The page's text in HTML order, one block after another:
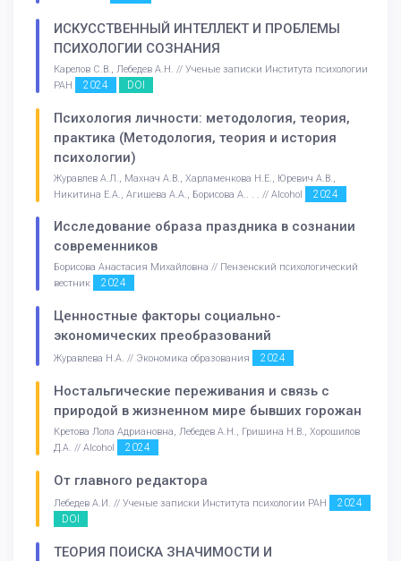
ИСКУССТВЕННЫЙ ИНТЕЛЛЕКТ И ПРОБЛЕМЫ
ПСИХОЛОГИИ СОЗНАНИЯ
Карелов С.В., Лебедев А.Н. // Ученые записки Института психологии
РАН
2024 DOI
Психология личности: методология, теория,
практика (Методология, теория и история
психологии)
Журавлев А.Л., Махнач А.В., Харламенкова Н.Е., Юревич А.В.,
Никитина Е.А., Агишева А.А., Борисова А.. . . // Alcohol
2024
Исследование образа праздника в сознании
современников
Борисова Анастасия Михайловна // Пензенский психологический
вестник
2024
Ценностные факторы социально-
экономических преобразований
Журавлева Н.А. // Экономика образования 2024
Ностальгические переживания и связь с
природой в жизненном мире бывших горожан
Кретова Лола Адриановна, Лебедев А.Н., Гришина Н.В., Хорошилов
Д.А. // Alcohol
2024
От главного редактора
Лебедев А.И. // Ученые записки Института психологии РАН
2024
DOI
ТЕОРИЯ ПОИСКА ЗНАЧИМОСТИ И